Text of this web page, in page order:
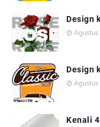
Design
Design
Kenali